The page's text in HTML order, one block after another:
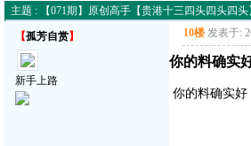
主题 : 【071期】原创高手【贵港十三四头四头四
【孤芳自赏】
新手上路
10楼 发表于:
你的料确实
你的料确实